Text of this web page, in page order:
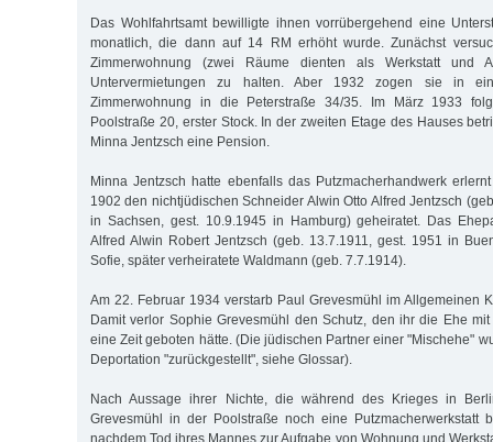
Das Wohlfahrtsamt bewilligte ihnen vorrübergehend eine
monatlich, die dann auf 14 RM erhöht wurde. Zunächst
Zimmerwohnung (zwei Räume dienten als Werkstatt und
Untervermietungen zu halten. Aber 1932 zogen sie in
Zimmerwohnung in die Peterstraße 34/35. Im März 1933
Poolstraße 20, erster Stock. In der zweiten Etage des Hauses
Minna Jentzsch eine Pension.
Minna Jentzsch hatte ebenfalls das Putzmacherhandwerk
1902 den nichtjüdischen Schneider Alwin Otto Alfred Jentzsch
in Sachsen, gest. 10.9.1945 in Hamburg) geheiratet. Das
Alfred Alwin Robert Jentzsch (geb. 13.7.1911, gest. 1951 in
Sofie, später verheiratete Waldmann (geb. 7.7.1914).
Am 22. Februar 1934 verstarb Paul Grevesmühl im Allgemeinen
Damit verlor Sophie Grevesmühl den Schutz, den ihr die Ehe
eine Zeit geboten hätte. (Die jüdischen Partner einer "Mischehe"
Deportation "zurückgestellt", siehe Glossar).
Nach Aussage ihrer Nichte, die während des Krieges in
Grevesmühl in der Poolstraße noch eine Putzmacherwerkstatt
nachdem Tod ihres Mannes zur Aufgabe von Wohnung und